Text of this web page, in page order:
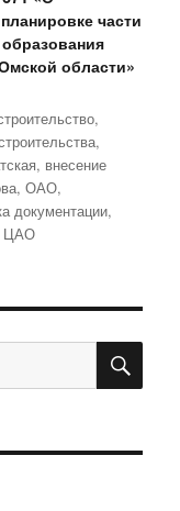
части
области»
,
,
, внесение
,ОАО,
документации,
ЦАО